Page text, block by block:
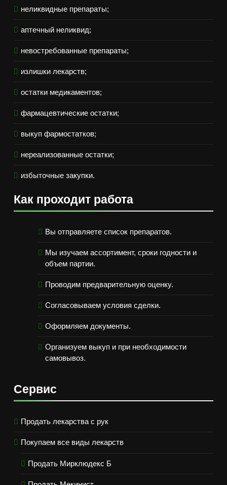
неликвидные препараты;
аптечный неликвид;
невостребованные препараты;
излишки лекарств;
остатки медикаментов;
фармацевтические остатки;
выкуп фармостатков;
нереализованные остатки;
избыточные закупки.
Как проходит работа
Вы отправляете список препаратов.
Мы изучаем ассортимент, сроки годности и
объем партии.
Проводим предварительную оценку.
Согласовываем условия сделки.
Оформляем документы.
Организуем выкуп и при необходимости
самовывоз.
Сервис
Продать лекарства с рук
Покупаем все виды лекарств
Продать Мирклюдекс Б